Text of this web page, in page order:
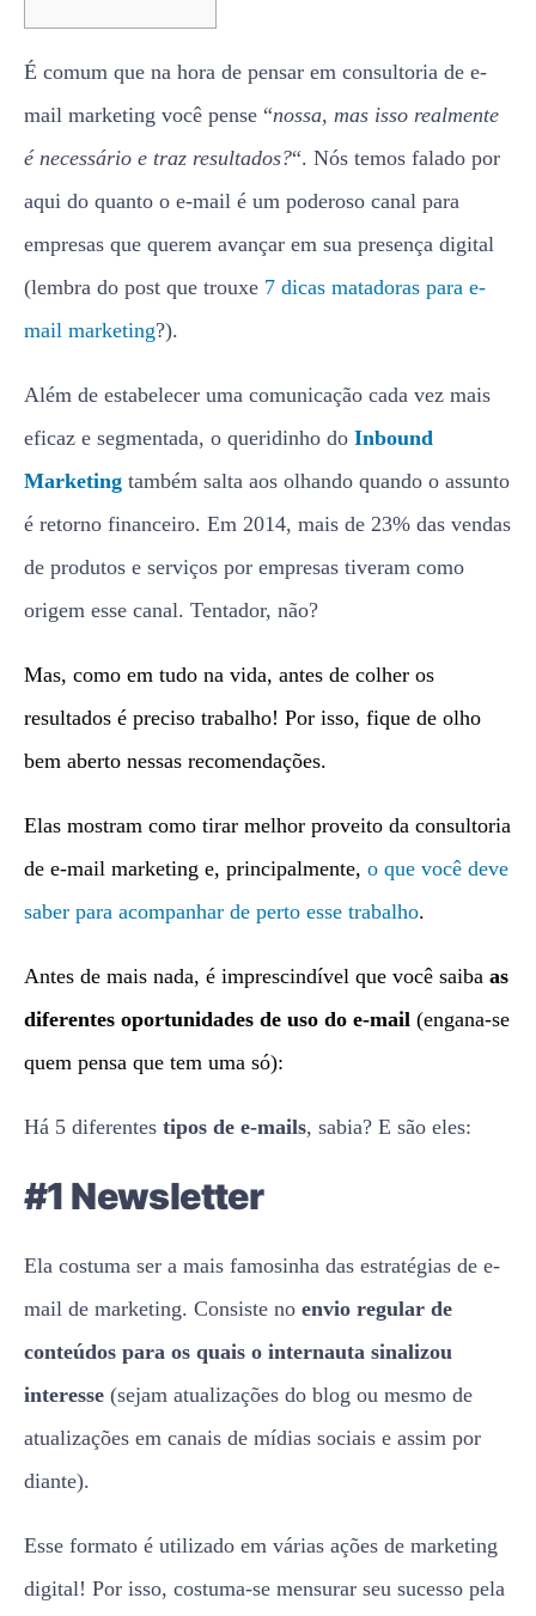
É comum que na hora de pensar em consultoria de e-
mail marketing você pense “nossa, mas isso realmente
é necessário e traz resultados?“. Nós temos falado por
aqui do quanto o e-mail é um poderoso canal para
empresas que querem avançar em sua presença digital
(lembra do post que trouxe 7 dicas matadoras para e-
mail marketing?).
Além de estabelecer uma comunicação cada vez mais
eficaz e segmentada, o queridinho do Inbound
Marketing também salta aos olhando quando o assunto
é retorno financeiro. Em 2014, mais de 23% das vendas
de produtos e serviços por empresas tiveram como
origem esse canal. Tentador, não?
Mas, como em tudo na vida, antes de colher os
resultados é preciso trabalho! Por isso, fique de olho
bem aberto nessas recomendações.
Elas mostram como tirar melhor proveito da consultoria
de e-mail marketing e, principalmente, o que você deve
saber para acompanhar de perto esse trabalho.
Antes de mais nada, é imprescindível que você saiba as
diferentes oportunidades de uso do e-mail (engana-se
quem pensa que tem uma só):
Há 5 diferentes tipos de e-mails, sabia? E são eles:
#1 Newsletter
Ela costuma ser a mais famosinha das estratégias de e-
mail de marketing. Consiste no envio regular de
conteúdos para os quais o internauta sinalizou
interesse (sejam atualizações do blog ou mesmo de
atualizações em canais de mídias sociais e assim por
diante).
Esse formato é utilizado em várias ações de marketing
digital! Por isso, costuma-se mensurar seu sucesso pela